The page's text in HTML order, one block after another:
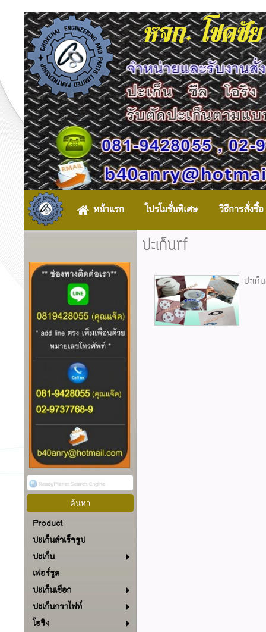
หจก. โชคชั
หน้าแรก โปรโมชั่นพิเศษ วิธีการสั่งซื้อ
Product
ปะเก็นสำเร็จรูป
ปะเก็น
เฟอร์รูล
ปะเก็นเชือก
ปะเก็นกราไฟท์
โอริง
ปะเก็นrf
ปะเก็